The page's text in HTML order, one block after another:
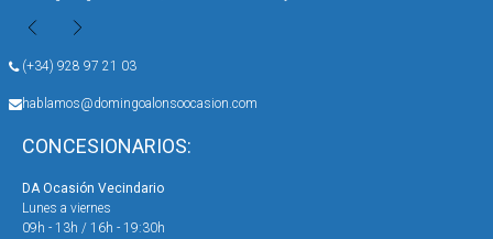
(+34) 928 97 21 03
hablamos@domingoalonsoocasion.com
CONCESIONARIOS:
DA Ocasión Vecindario
Lunes a viernes
09h - 13h / 16h - 19:30h